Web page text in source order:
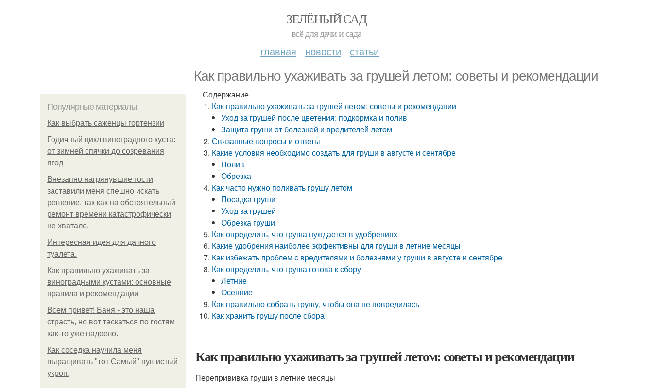
ЗЕЛЁНЫЙ САД
всё для дачи и сада
главная новости статьи
Как правильно ухаживать за грушей летом: советы и рекомендации
Популярные материалы
Как выбрать саженцы гортензии
Годичный цикл виноградного куста:
от зимней спячки до созревания
ягод
Внезапно нагрянувшие гости
заставили меня спешно искать
решение, так как на обстоятельный
ремонт времени катастрофически
не хватало.
Интересная идея для дачного
туалета.
Как правильно ухаживать за
виноградными кустами: основные
правила и рекомендации
Всем привет! Баня - это наша
страсть, но вот таскаться по гостям
как-то уже надоело.
Как соседка научила меня
выращивать "тот Самый" пушистый
укроп.
Содержание
Как правильно ухаживать за грушей летом: советы и рекомендации
Уход за грушей после цветения: подкормка и полив
Защита груши от болезней и вредителей летом
Связанные вопросы и ответы
Какие условия необходимо создать для груши в августе и сентябре
Полив
Обрезка
Как часто нужно поливать грушу летом
Посадка груши
Уход за грушей
Обрезка груши
Как определить, что груша нуждается в удобрениях
Какие удобрения наиболее эффективны для груши в летние месяцы
Как избежать проблем с вредителями и болезнями у груши в августе и сентябре
Как определить, что груша готова к сбору
Летние
Осенние
Как правильно собрать грушу, чтобы она не повредилась
Как хранить грушу после сбора
Как правильно ухаживать за грушей летом: советы и рекомендации
Перепрививка груши в летние месяцы